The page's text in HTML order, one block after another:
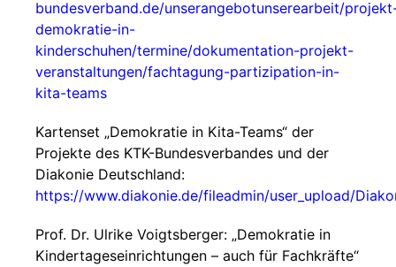
bundesverband.de/unserangebotunserearbeit/
demokratie-in-
kinderschuhen/termine/dokumentation-projekt-
veranstaltungen/fachtagung-partizipation-in-
kita-teams
Kartenset „Demokratie in Kita-Teams“ der
Projekte des KTK-Bundesverbandes und der
Diakonie Deutschland:
https://www.diakonie.de/fileadmin/user_upload/
Prof. Dr. Ulrike Voigtsberger: „Demokratie in
Kindertageseinrichtungen – auch für Fachkräfte“